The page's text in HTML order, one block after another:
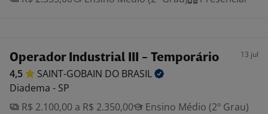
Operador Industrial III - Temporário 13 jul
4,5 SAINT-GOBAIN DO BRASIL
Diadema - SP
R$ 2.100,00 a R$ 2.350,00
Ensino Médio (2º Grau)